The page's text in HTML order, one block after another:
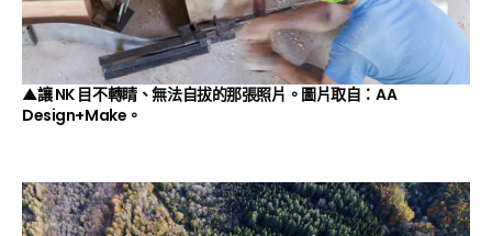
▲讓 NK 目不轉睛、無法自拔的那張照片。圖片取自：AA
Design+Make。